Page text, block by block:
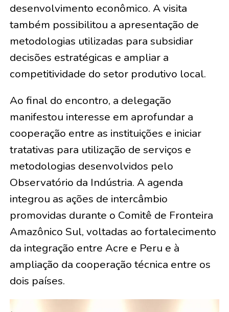
desenvolvimento econômico. A visita
também possibilitou a apresentação de
metodologias utilizadas para subsidiar
decisões estratégicas e ampliar a
competitividade do setor produtivo local.
Ao final do encontro, a delegação
manifestou interesse em aprofundar a
cooperação entre as instituições e iniciar
tratativas para utilização de serviços e
metodologias desenvolvidos pelo
Observatório da Indústria. A agenda
integrou as ações de intercâmbio
promovidas durante o Comitê de Fronteira
Amazônico Sul, voltadas ao fortalecimento
da integração entre Acre e Peru e à
ampliação da cooperação técnica entre os
dois países.